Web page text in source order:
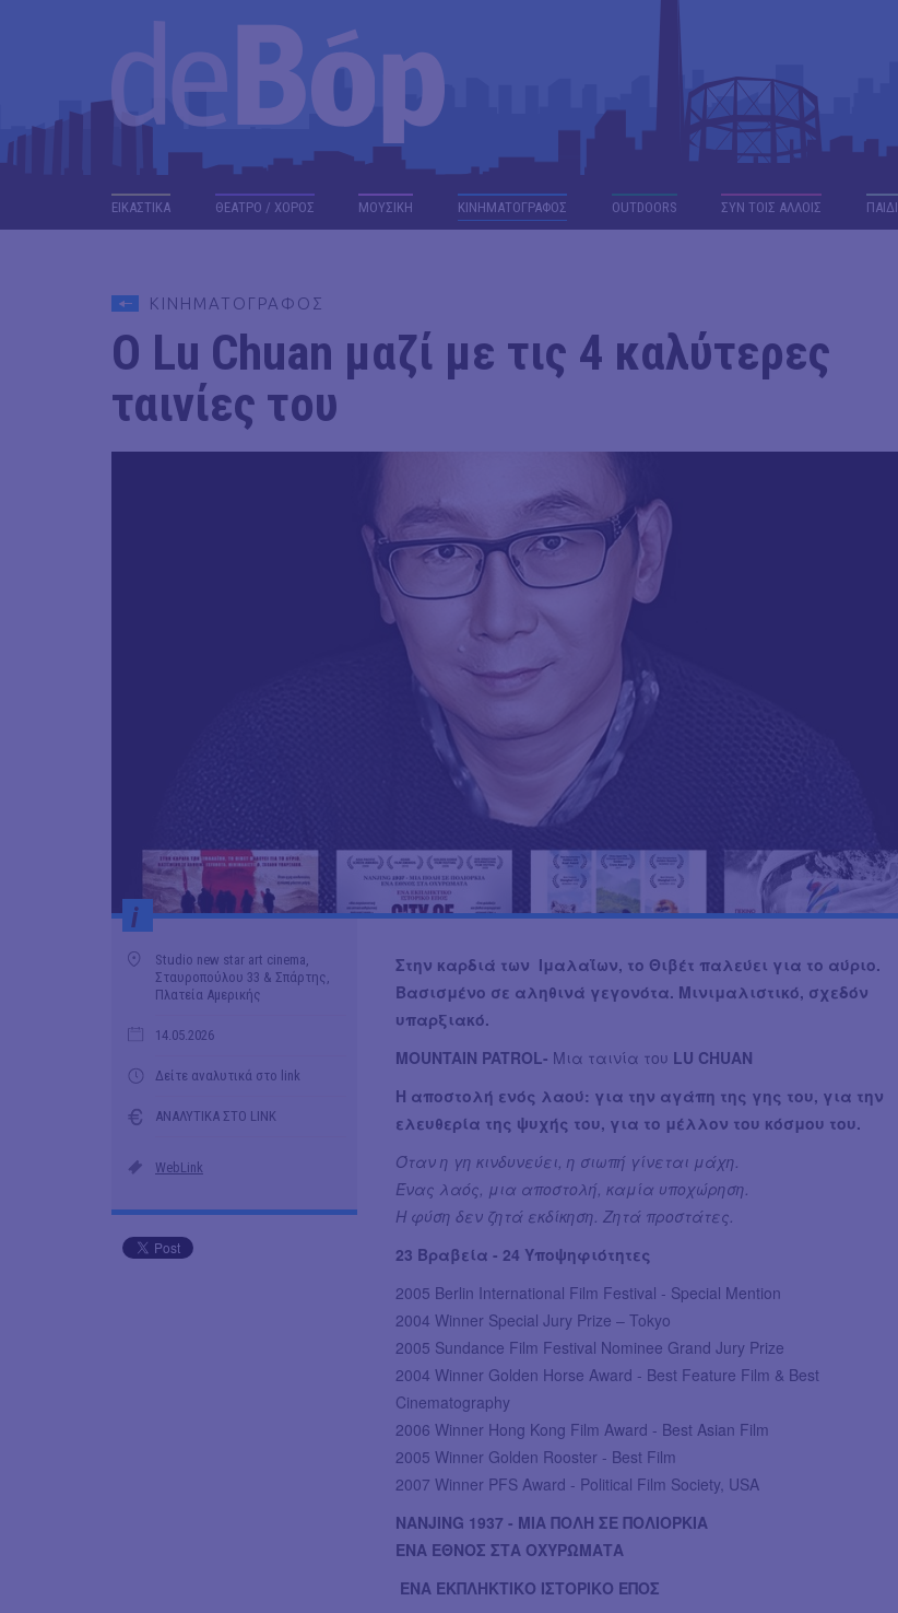
ΕΙΚΑΣΤΙΚΑ ΘΕΑΤΡΟ / ΧΟΡΟΣ ΜΟΥΣΙΚΗ ΚΙΝΗΜΑΤΟΓΡΑΦΟΣ OUTDΟORS ΣΥΝ ΤΟΙΣ ΑΛΛΟΙΣ ΠΑΙΔΙ
ΚΙΝΗΜΑΤΟΓΡΑΦΟΣ
O Lu Chuan μαζί με τις 4 καλύτερες
ταινίες του
i
Studio new star art cinema,
Σταυροπούλου 33 & Σπάρτης,
Πλατεία Αμερικής
14.05.2026
Δείτε αναλυτικά στο link
ΑΝΑΛΥΤΙΚΑ ΣΤΟ LINK
WebLink
Στην καρδιά των Ιμαλαΐων, το Θιβέτ παλεύει για το αύριο.
Bασισμένο σε αληθινά γεγονότα. Μινιμαλιστικό, σχεδόν
υπαρξιακό.
MOUNTAIN PATROL- Μια ταινία του LU CHUAN
Η αποστολή ενός λαού: για την αγάπη της γης του, για την
ελευθερία της ψυχής του, για το μέλλον του κόσμου του.
Όταν η γη κινδυνεύει, η σιωπή γίνεται μάχη.
Ένας λαός, μια αποστολή, καμία υποχώρηση.
Η φύση δεν ζητά εκδίκηση. Ζητά προστάτες.
23 Βραβεία - 24 Υποψηφιότητες
2005 Berlin International Film Festival - Special Mention
2004 Winner Special Jury Prize – Tokyo
2005 Sundance Film Festival Nominee Grand Jury Prize
2004 Winner Golden Horse Award - Best Feature Film & Best
Cinematography
2006 Winner Hong Kong Film Award - Best Asian Film
2005 Winner Golden Rooster - Best Film
2007 Winner PFS Award - Political Film Society, USA
NANJING 1937 - ΜΙΑ ΠΟΛΗ ΣΕ ΠΟΛΙΟΡΚΙΑ
ΕΝΑ ΕΘΝΟΣ ΣΤΑ ΟΧΥΡΩΜΑΤΑ
ΕΝΑ ΕΚΠΛΗΚΤΙΚΟ ΙΣΤΟΡΙΚΟ ΕΠΟΣ